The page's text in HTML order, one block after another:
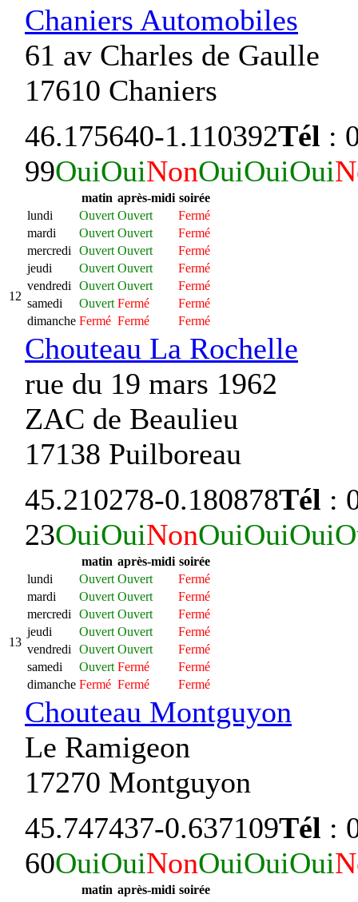
Chaniers Automobiles
61 av Charles de Gaulle
17610 Chaniers
12
46.175640-1.110392Tél :
99OuiOuiNonOuiOuiOui
matin après-midi soirée
lundi
Ouvert Ouvert
Fermé
mardi
Ouvert Ouvert
Fermé
mercredi
Ouvert Ouvert
Fermé
jeudi
Ouvert Ouvert
Fermé
vendredi
Ouvert Ouvert
Fermé
samedi
Ouvert Fermé
Fermé
dimanche Fermé Fermé Fermé
Chouteau La Rochelle
rue du 19 mars 1962
ZAC de Beaulieu
17138 Puilboreau
13
45.210278-0.180878Tél :
23OuiOuiNonOuiOuiOui
matin après-midi soirée
lundi
Ouvert Ouvert
Fermé
mardi
Ouvert Ouvert
Fermé
mercredi
Ouvert Ouvert
Fermé
jeudi
Ouvert Ouvert
Fermé
vendredi
Ouvert Ouvert
Fermé
samedi
Ouvert Fermé
Fermé
dimanche Fermé Fermé Fermé
Chouteau Montguyon
Le Ramigeon
17270 Montguyon
45.747437-0.637109Tél :
60OuiOuiNonOuiOuiOui
matin après-midi soirée